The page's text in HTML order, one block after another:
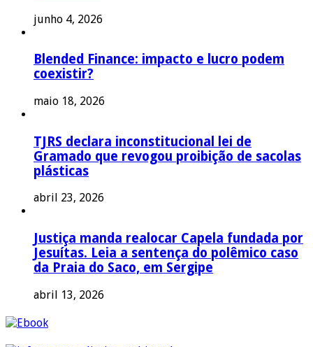
junho 4, 2026
Blended Finance: impacto e lucro podem
coexistir?
maio 18, 2026
TJRS declara inconstitucional lei de
Gramado que revogou proibição de sacolas
plásticas
abril 23, 2026
Justiça manda realocar Capela fundada por
Jesuítas. Leia a sentença do polêmico caso
da Praia do Saco, em Sergipe
abril 13, 2026